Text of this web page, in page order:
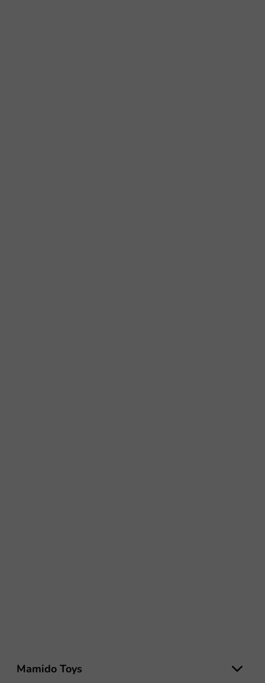
Mamido Toys